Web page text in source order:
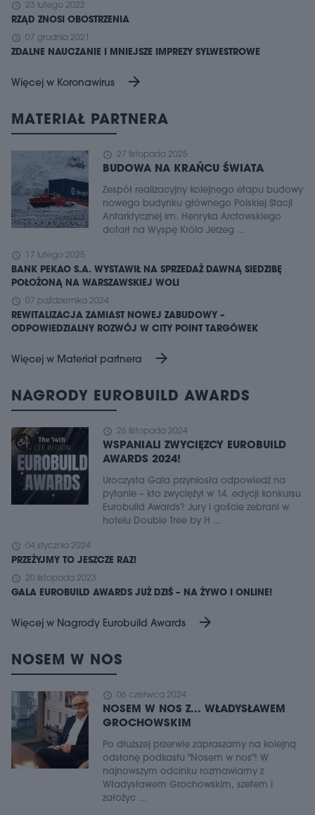
schedule 23 lutego 2022
RZĄD ZNOSI OBOSTRZENIA
schedule 07 grudnia 2021
ZDALNE NAUCZANIE I MNIEJSZE IMPREZY SYLWESTROWE
Więcej w Koronawirus arrow_forward
MATERIAŁ PARTNERA
schedule 27 listopada 2025
BUDOWA NA KRAŃCU ŚWIATA
Zespół realizacyjny kolejnego etapu budowy
nowego budynku głównego Polskiej Stacji
Antarktycznej im. Henryka Arctowskiego
dotarł na Wyspę Króla Jerzeg ...
schedule 17 lutego 2025
BANK PEKAO S.A. WYSTAWIŁ NA SPRZEDAŻ DAWNĄ SIEDZIBĘ
POŁOŻONĄ NA WARSZAWSKIEJ WOLI
schedule 07 października 2024
REWITALIZACJA ZAMIAST NOWEJ ZABUDOWY –
ODPOWIEDZIALNY ROZWÓJ W CITY POINT TARGÓWEK
Więcej w Materiał partnera arrow_forward
NAGRODY EUROBUILD AWARDS
schedule 26 listopada 2024
WSPANIALI ZWYCIĘZCY EUROBUILD
AWARDS 2024!
Uroczysta Gala przyniosła odpowiedź na
pytanie – kto zwyciężył w 14. edycji konkursu
Eurobuild Awards? Jury i goście zebrani w
hotelu Double Tree by H ...
schedule 04 stycznia 2024
PRZEŻYJMY TO JESZCZE RAZ!
schedule 20 listopada 2023
GALA EUROBUILD AWARDS JUŻ DZIŚ – NA ŻYWO I ONLINE!
Więcej w Nagrody Eurobuild Awards arrow_forward
NOSEM W NOS
schedule 06 czerwca 2024
NOSEM W NOS Z... WŁADYSŁAWEM
GROCHOWSKIM
Po dłuższej przerwie zapraszamy na kolejną
odsłonę podkastu "Nosem w nos"! W
najnowszym odcinku rozmawiamy z
Władysławem Grochowskim, szefem i
założyc ...